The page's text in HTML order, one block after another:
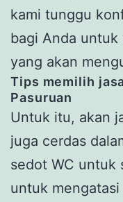
kami tunggu
bagi Anda untuk
yang akan
Tips memilih
Pasuruan
Untuk itu, akan
juga cerdas
sedot WC untuk
untuk